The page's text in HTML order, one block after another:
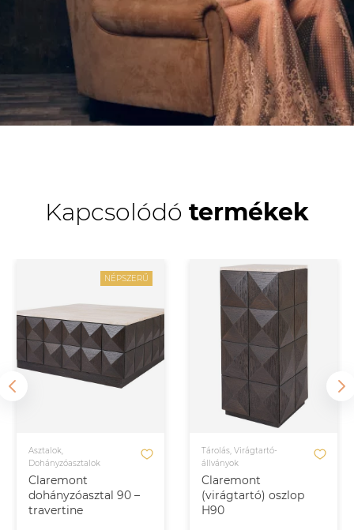
Kapcsolódó termékek
NÉPSZERŰ
Claremont
dohányzóasztal 90 –
travertine
Asztalok,
Dohányzóasztalok
Claremont
(virágtartó) oszlop
H90
Tárolás, Virágtartó-
állványok